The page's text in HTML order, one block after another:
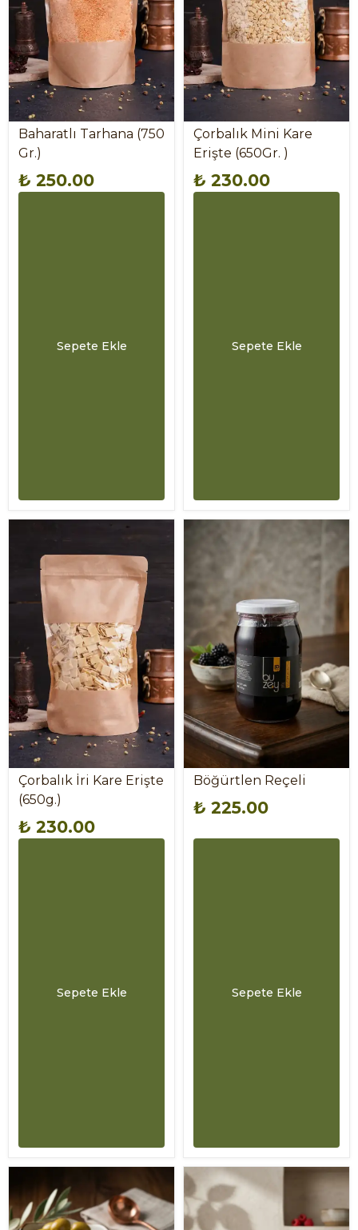
Baharatlı Tarhana (750
Gr.)
₺ 250.00
Sepete Ekle
Çorbalık Mini Kare
Erişte (650Gr. )
₺ 230.00
Sepete Ekle
Çorbalık İri Kare Erişte
(650g.)
₺ 230.00
Sepete Ekle
Böğürtlen Reçeli
₺ 225.00
Sepete Ekle